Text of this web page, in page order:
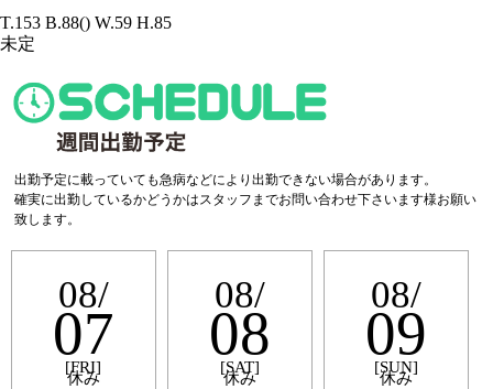
T.153 B.88() W.59 H.85
未定
出勤予定に載っていても急病などにより出勤できない場合があります。
確実に出勤しているかどうかはスタッフまでお問い合わせ下さいます様お願い
致します。
08/
07
[FRI]
休み
08/
08
[SAT]
休み
08/
09
[SUN]
休み